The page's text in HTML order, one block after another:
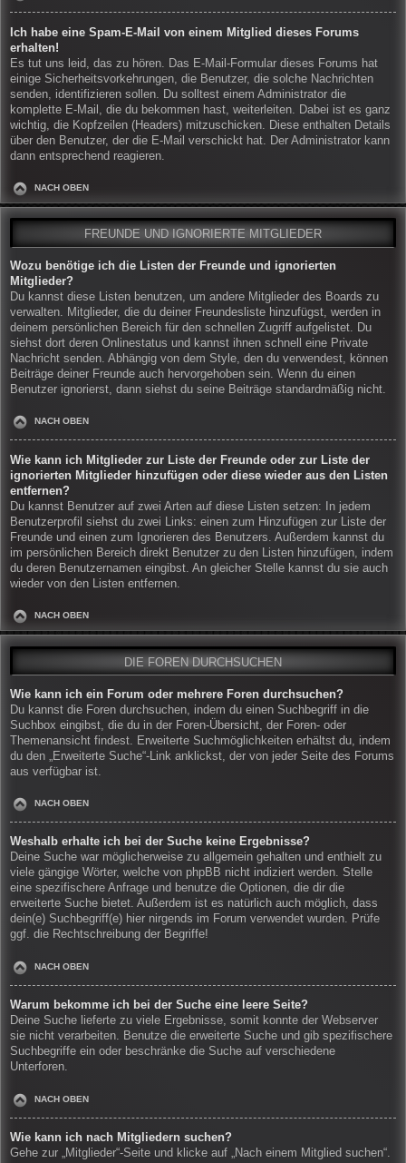
Ich habe eine Spam-E-Mail von einem Mitglied dieses Forums
erhalten!
Es tut uns leid, das zu hören. Das E-Mail-Formular dieses Forums hat
einige Sicherheitsvorkehrungen, die Benutzer, die solche Nachrichten
senden, identifizieren sollen. Du solltest einem Administrator die
komplette E-Mail, die du bekommen hast, weiterleiten. Dabei ist es ganz
wichtig, die Kopfzeilen (Headers) mitzuschicken. Diese enthalten Details
über den Benutzer, der die E-Mail verschickt hat. Der Administrator kann
dann entsprechend reagieren.
NACH OBEN
FREUNDE UND IGNORIERTE MITGLIEDER
Wozu benötige ich die Listen der Freunde und ignorierten
Mitglieder?
Du kannst diese Listen benutzen, um andere Mitglieder des Boards zu
verwalten. Mitglieder, die du deiner Freundesliste hinzufügst, werden in
deinem persönlichen Bereich für den schnellen Zugriff aufgelistet. Du
siehst dort deren Onlinestatus und kannst ihnen schnell eine Private
Nachricht senden. Abhängig von dem Style, den du verwendest, können
Beiträge deiner Freunde auch hervorgehoben sein. Wenn du einen
Benutzer ignorierst, dann siehst du seine Beiträge standardmäßig nicht.
NACH OBEN
Wie kann ich Mitglieder zur Liste der Freunde oder zur Liste der
ignorierten Mitglieder hinzufügen oder diese wieder aus den Listen
entfernen?
Du kannst Benutzer auf zwei Arten auf diese Listen setzen: In jedem
Benutzerprofil siehst du zwei Links: einen zum Hinzufügen zur Liste der
Freunde und einen zum Ignorieren des Benutzers. Außerdem kannst du
im persönlichen Bereich direkt Benutzer zu den Listen hinzufügen, indem
du deren Benutzernamen eingibst. An gleicher Stelle kannst du sie auch
wieder von den Listen entfernen.
NACH OBEN
DIE FOREN DURCHSUCHEN
Wie kann ich ein Forum oder mehrere Foren durchsuchen?
Du kannst die Foren durchsuchen, indem du einen Suchbegriff in die
Suchbox eingibst, die du in der Foren-Übersicht, der Foren- oder
Themenansicht findest. Erweiterte Suchmöglichkeiten erhältst du, indem
du den „Erweiterte Suche“-Link anklickst, der von jeder Seite des Forums
aus verfügbar ist.
NACH OBEN
Weshalb erhalte ich bei der Suche keine Ergebnisse?
Deine Suche war möglicherweise zu allgemein gehalten und enthielt zu
viele gängige Wörter, welche von phpBB nicht indiziert werden. Stelle
eine spezifischere Anfrage und benutze die Optionen, die dir die
erweiterte Suche bietet. Außerdem ist es natürlich auch möglich, dass
dein(e) Suchbegriff(e) hier nirgends im Forum verwendet wurden. Prüfe
ggf. die Rechtschreibung der Begriffe!
NACH OBEN
Warum bekomme ich bei der Suche eine leere Seite?
Deine Suche lieferte zu viele Ergebnisse, somit konnte der Webserver
sie nicht verarbeiten. Benutze die erweiterte Suche und gib spezifischere
Suchbegriffe ein oder beschränke die Suche auf verschiedene
Unterforen.
NACH OBEN
Wie kann ich nach Mitgliedern suchen?
Gehe zur „Mitglieder“-Seite und klicke auf „Nach einem Mitglied suchen“.